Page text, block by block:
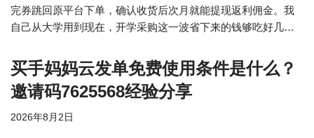
完券跳回原平台下单，确认收货后次月就能提现返利佣金。我
自己从大学用到现在，开学采购这一波省下来的钱够吃好几…
买手妈妈云发单免费使用条件是什么？
邀请码7625568经验分享
2026年8月2日